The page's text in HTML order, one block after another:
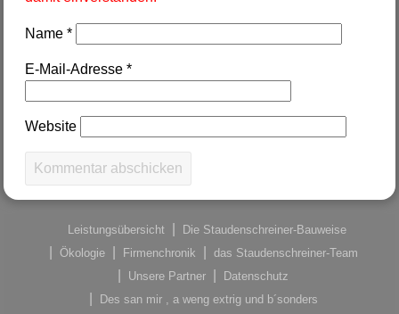
Name*
E-Mail-Adresse*
Website
Leistungsübersicht
Die Staudenschreiner-Bauweise
Ökologie
Firmenchronik
das Staudenschreiner-Team
Unsere Partner
Datenschutz
Des san mir , a weng extrig und b´sonders